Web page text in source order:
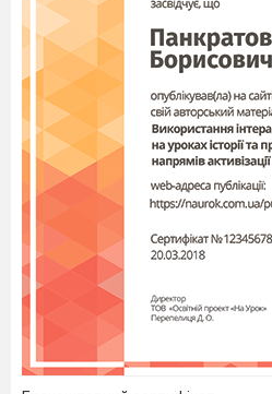
Завдання для груп
1-ша група. . Добирання
рослини-народні символи
- трав’янисті символи
* в піснях, легендах, віршах;
*в народних звичаях і
* в українському фольклорі.
2-га група. . Добирання
символи українців.
кущі-символи:
* в піснях, легендах, віршах;
*в народних звичаях і